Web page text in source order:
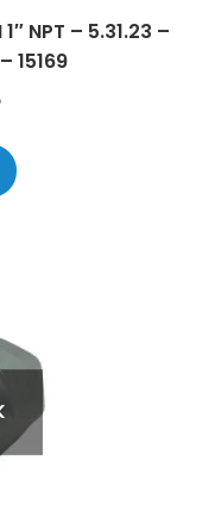
1″ NPT – 5.31.23 –
15169